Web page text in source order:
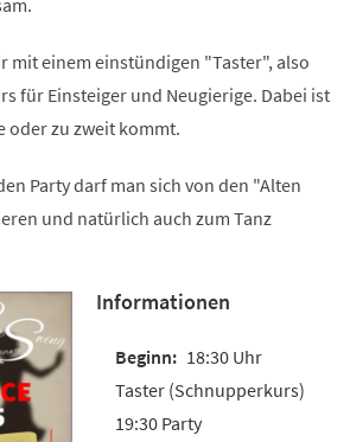
mit einem einstündigen "Taster", also
für Einsteiger und Neugierige. Dabei ist
oder zu zweit kommt.
Party darf man sich von den "Alten
und natürlich auch zum Tanz
Informationen
18:30 Uhr
Taster (Schnupperkurs)
19:30 Party